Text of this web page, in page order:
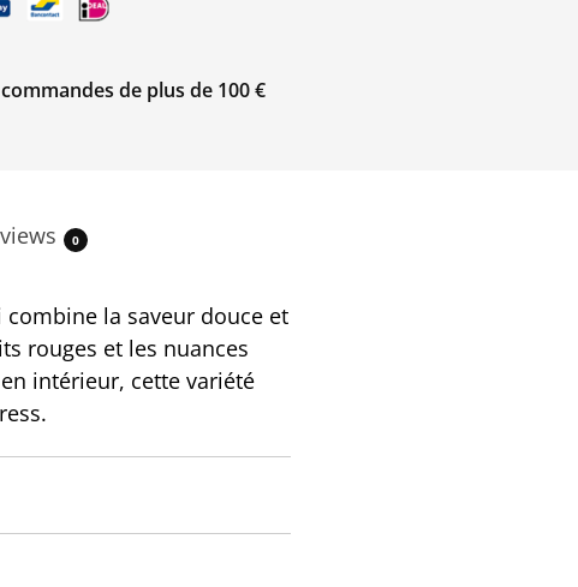
de plus de 100 €
0
combine la saveur douce et
rouges et les nuances
intérieur, cette variété